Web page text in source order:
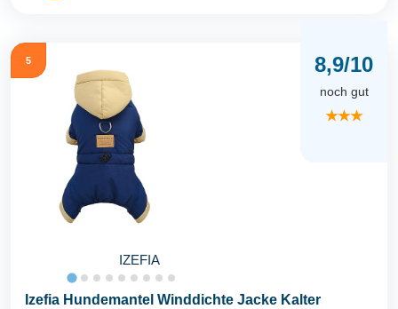
5
IZEFIA
8,9/10
noch gut
★★★
Izefia Hundemantel Winddichte Jacke Kalter